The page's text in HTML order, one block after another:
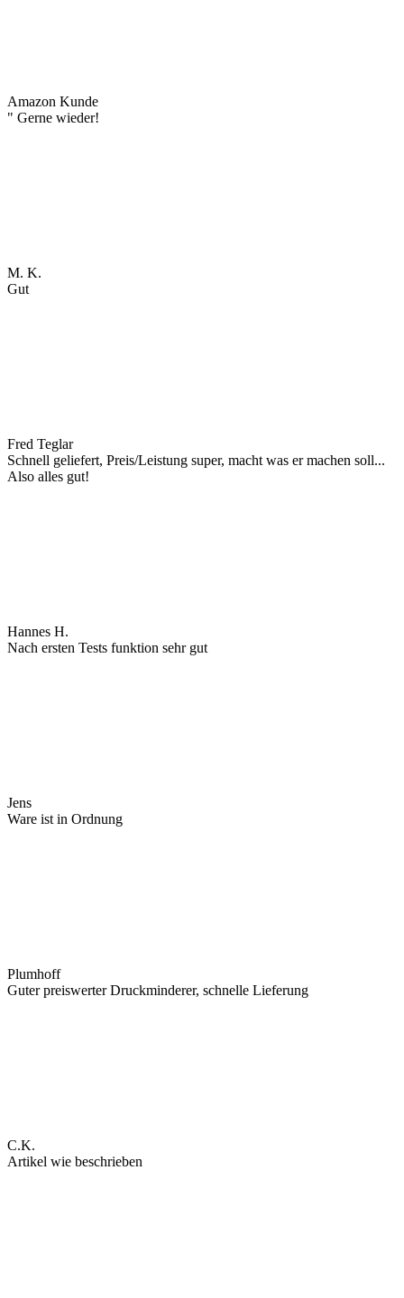
Amazon Kunde
" Gerne wieder!
M. K.
Gut
Fred Teglar
Schnell geliefert, Preis/Leistung super, macht was er machen soll...
Also alles gut!
Hannes H.
Nach ersten Tests funktion sehr gut
Jens
Ware ist in Ordnung
Plumhoff
Guter preiswerter Druckminderer, schnelle Lieferung
C.K.
Artikel wie beschrieben